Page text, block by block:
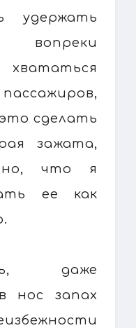
удержать
вопреки
сделать
зажата,
что я
ее как
даже
нос запах